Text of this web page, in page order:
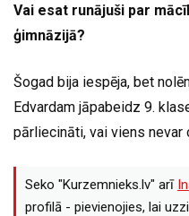
Vai esat runājuši par
ģimnāzijā?
Šogad bija iespēja, bet
Edvardam jāpabeidz 9.
pārliecināti, vai viens nevar
Seko "Kurzemnieks.lv" arī
profilā - pievienojies, lai